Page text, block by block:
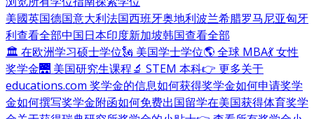
美國英国德国意大利法国西班牙奥地利波兰希腊罗马尼亚匈牙
利查看全部中国日本印度新加坡韩国查看全部
🏛 在欧洲学习硕士学位🗽 美国学士学位🌎 全球 MBA💃 女性
奖学金🌉 美国研究生课程🔬 STEM 本科👉 更多关于
educations.com 奖学金的信息如何获得奖学金如何申请奖学
金如何撰写奖学金附函如何免费出国留学在美国获得体育奖学